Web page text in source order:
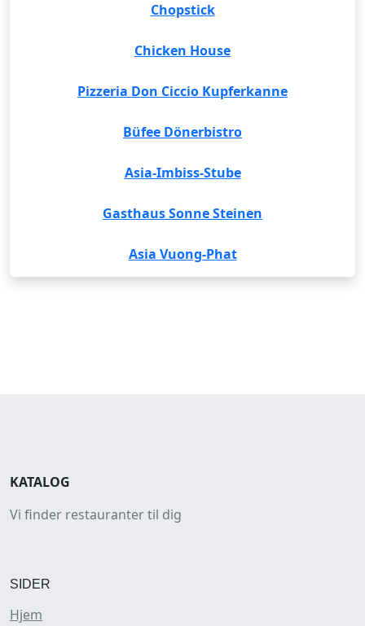
Chopstick
Chicken House
Pizzeria Don Ciccio Kupferkanne
Büfee Dönerbistro
Asia-Imbiss-Stube
Gasthaus Sonne Steinen
Asia Vuong-Phat
KATALOG
Vi finder restauranter til dig
SIDER
Hjem